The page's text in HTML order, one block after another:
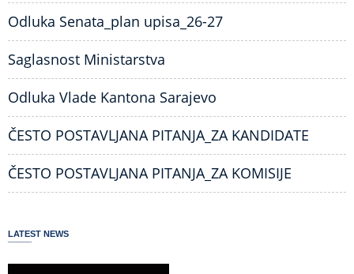
Odluka Senata_plan upisa_26-27
Saglasnost Ministarstva
Odluka Vlade Kantona Sarajevo
ČESTO POSTAVLJANA PITANJA_ZA KANDIDATE
ČESTO POSTAVLJANA PITANJA_ZA KOMISIJE
LATEST NEWS